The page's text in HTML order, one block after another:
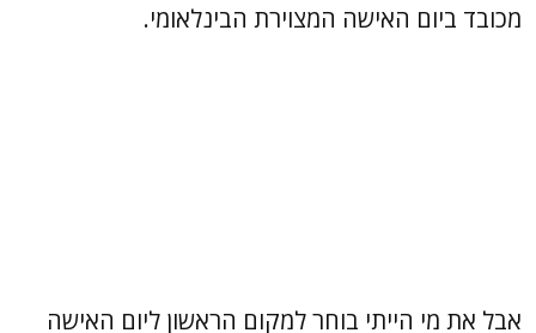
מכובד ביום האישה המצוירת הבינלאומי.
אבל את מי הייתי בוחר למקום הראשון ליום האישה